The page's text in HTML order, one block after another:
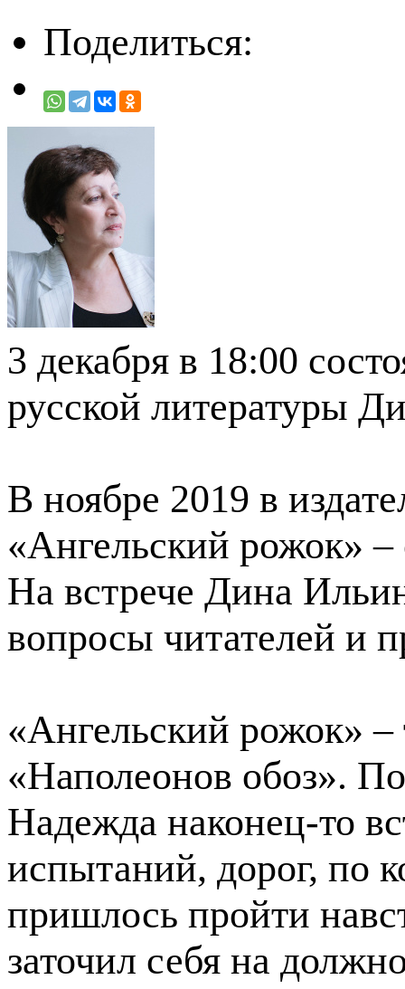
Поделиться:
3 декабря в 18:00
русской литературы
В ноябре 2019 в
«Ангельский рожок»
На встрече Дина
вопросы читателей и
«Ангельский рожок» –
«Наполеонов обоз».
Надежда наконец-то
испытаний, дорог, по
пришлось пройти
заточил себя на